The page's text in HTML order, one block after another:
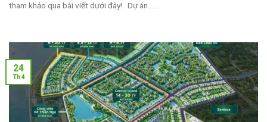
tham khảo qua bài viết dưới đây! Dự án......
24
Th4